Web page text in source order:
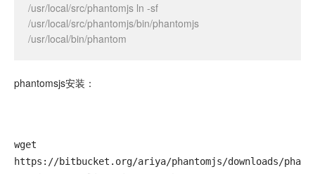
/usr/local/src/phantomjs ln -sf
/usr/local/src/phantomjs/bin/phantomjs
/usr/local/bin/phantom
phantomsjs安装：
wget
https://bitbucket.org/ariya/phantomjs/downloads/pha